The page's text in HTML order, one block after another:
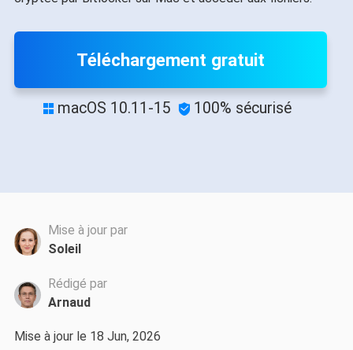
Téléchargement gratuit
 macOS 10.11-15  100% sécurisé
Mise à jour par
Soleil
Rédigé par
Arnaud
Mise à jour le 18 Jun, 2026